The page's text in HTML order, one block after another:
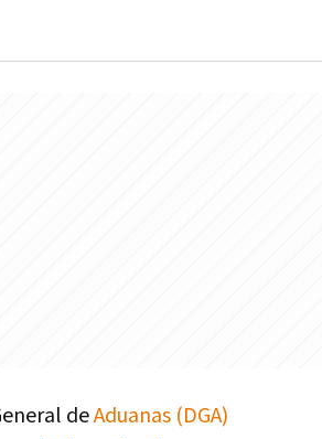
deAduanas (DGA)